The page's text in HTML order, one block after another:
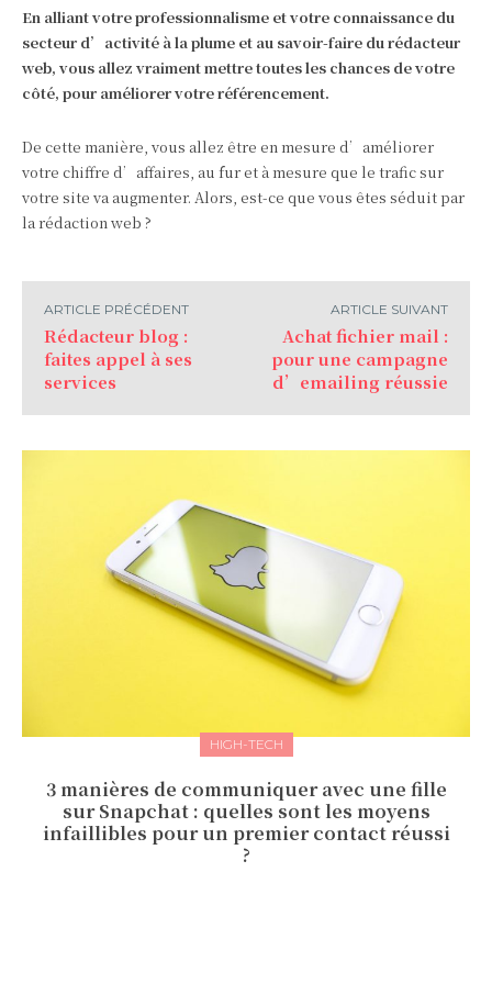
En alliant votre professionnalisme et votre connaissance du
secteur d’activité à la plume et au savoir-faire du rédacteur
web, vous allez vraiment mettre toutes les chances de votre
côté, pour améliorer votre référencement.
De cette manière, vous allez être en mesure d’améliorer
votre chiffre d’affaires, au fur et à mesure que le trafic sur
votre site va augmenter. Alors, est-ce que vous êtes séduit par
la rédaction web ?
ARTICLE PRÉCÉDENT
Rédacteur blog :
faites appel à ses
services
ARTICLE SUIVANT
Achat fichier mail :
pour une campagne
d’emailing réussie
HIGH-TECH
3 manières de communiquer avec une fille
sur Snapchat : quelles sont les moyens
infaillibles pour un premier contact réussi
?